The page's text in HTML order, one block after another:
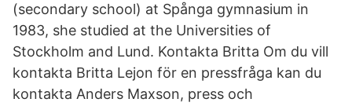
(secondary school) at Spånga gymnasium in
1983, she studied at the Universities of
Stockholm and Lund. Kontakta Britta Om du vill
kontakta Britta Lejon för en pressfråga kan du
kontakta Anders Maxson, press och